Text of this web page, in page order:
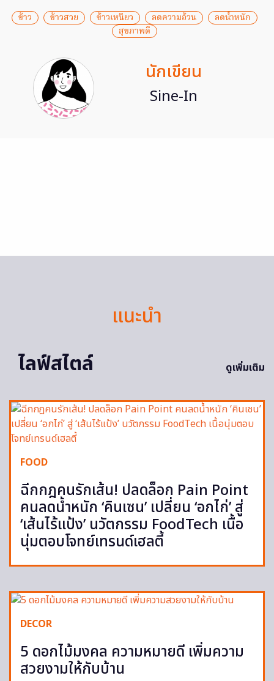
ข้าว ข้าวสวย ข้าวเหนียว ลดความอ้วน
ลดน้ำหนัก
สุขภาพดี
นักเขียน
Sine-In
แนะนำ
ไลฟ์สไตล์
ดูเพิ่มเติม
FOOD
ฉีกกฎคนรักเส้น! ปลดล็อก Pain Point
คนลดน้ำหนัก ‘คินเซน’ เปลี่ยน ‘อกไก่’ สู่
‘เส้นไร้แป้ง’ นวัตกรรม FoodTech เนื้อ
นุ่มตอบโจทย์เทรนด์เฮลตี้
DECOR
5 ดอกไม้มงคล ความหมายดี เพิ่มความ
สวยงามให้กับบ้าน